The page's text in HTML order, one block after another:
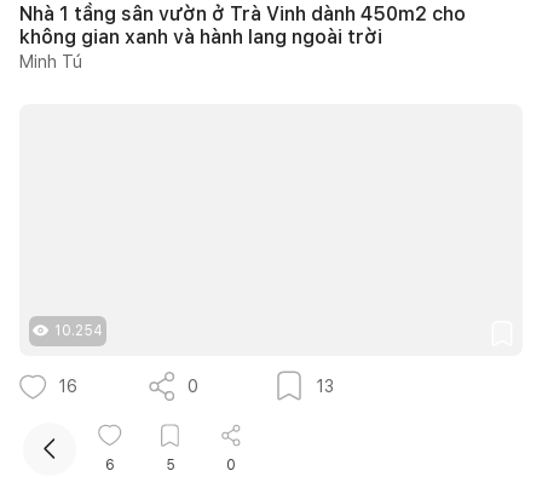
Nhà 1 tầng sân vườn ở Trà Vinh dành 450m2 cho
không gian xanh và hành lang ngoài trời
Minh Tú
10.254
16 0 13
14 ý tưởng thiết kế cầu thang ngoài trời thông thoáng
giúp tối ưu diện tích cho nhà phố nhỏ hẹp
6 5 0